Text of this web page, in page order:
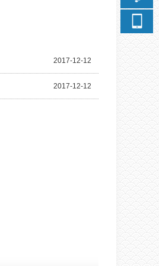
2017-12-12
2017-12-12